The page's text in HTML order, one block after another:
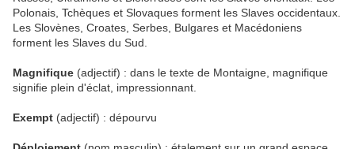
Polonais, Tchèques et Slovaques forment les Slaves occidentaux.
Les Slovènes, Croates, Serbes, Bulgares et Macédoniens
forment les Slaves du Sud.
Magnifique (adjectif) : dans le texte de Montaigne, magnifique
signifie plein d'éclat, impressionnant.
Exempt (adjectif) : dépourvu